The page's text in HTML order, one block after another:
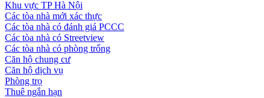
Khu vực TP Hà Nội
Các tòa nhà mới xác thực
Các tòa nhà có đánh giá PCCC
Các tòa nhà có Streetview
Các tòa nhà có phòng trống
Căn hộ chung cư
Căn hộ dịch vụ
Phòng trọ
Thuê ngắn hạn